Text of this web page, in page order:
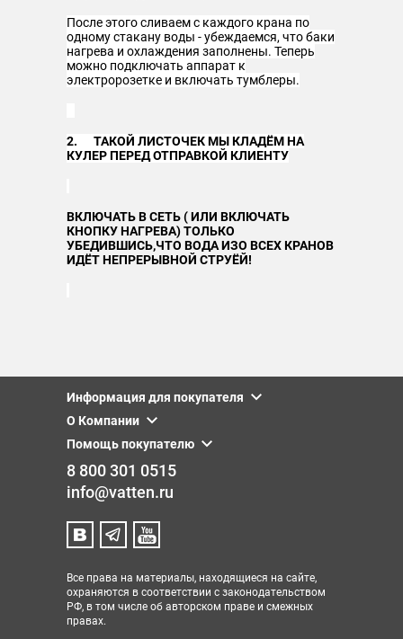
После этого сливаем с каждого крана по
одному стакану воды - убеждаемся, что баки
нагрева и охлаждения заполнены. Теперь
можно подключать аппарат к
электророзетке и включать тумблеры.
2. ТАКОЙ ЛИСТОЧЕК МЫ КЛАДЁМ НА
КУЛЕР ПЕРЕД ОТПРАВКОЙ КЛИЕНТУ
ВКЛЮЧАТЬ В СЕТЬ ( ИЛИ ВКЛЮЧАТЬ
КНОПКУ НАГРЕВА) ТОЛЬКО
УБЕДИВШИСЬ,ЧТО ВОДА ИЗО ВСЕХ КРАНОВ
ИДЁТ НЕПРЕРЫВНОЙ СТРУЁЙ!
Информация для покупателя
О Компании
Помощь покупателю
8 800 301 0515
info@vatten.ru
Все права на материалы, находящиеся на сайте,
охраняются в соответствии с законодательством
РФ, в том числе об авторском праве и смежных
правах.